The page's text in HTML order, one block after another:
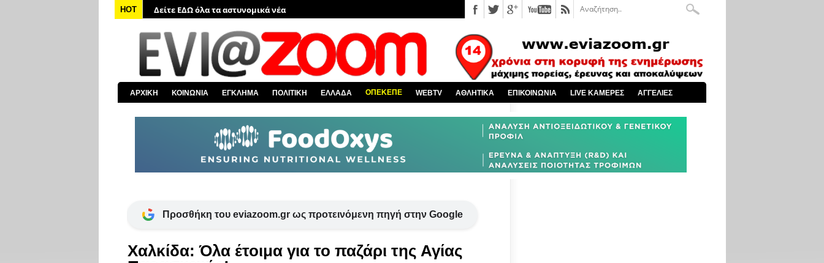
HOT
Δείτε ΕΔΩ όλα τα νέα από τον κόσμο
Δείτε ΕΔΩ όλα τα νέα για την Χαλκίδα και όλη την Εύβοια
Δείτε ΕΔΩ όλες τις ειδήσεις από την Ελλάδα
Δείτε ΕΔΩ όλα τα πολιτικά νέα
Δείτε ΕΔΩ τις αποκαλύψεις του EviaZoom.gr
Δείτε ΕΔΩ όλα τα αστυνομικά νέα
ΑΡΧΙΚΗ ΚΟΙΝΩΝΙΑ ΕΓΚΛΗΜΑ ΠΟΛΙΤΙΚΗ ΕΛΛΑΔΑ ΟΠΕΚΕΠΕ WEBTV ΑΘΛΗΤΙΚΑ ΕΠΙΚΟΙΝΩΝΙΑ LIVE ΚΑΜΕΡΕΣ ΑΓΓΕΛΙΕΣ
Προσθήκη του eviazoom.gr ως προτεινόμενη πηγή στην Google
Χαλκίδα: Όλα έτοιμα για το παζάρι της Αγίας